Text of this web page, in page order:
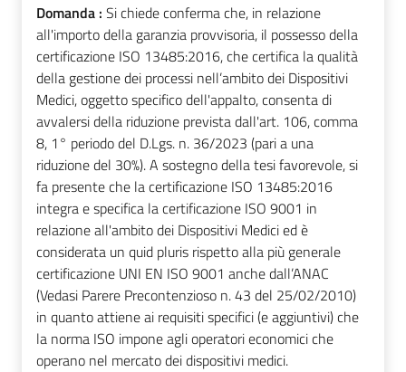
Domanda : Si chiede conferma che, in relazione
all'importo della garanzia provvisoria, il possesso della
certificazione ISO 13485:2016, che certifica la qualità
della gestione dei processi nell’ambito dei Dispositivi
Medici, oggetto specifico dell'appalto, consenta di
avvalersi della riduzione prevista dall'art. 106, comma
8, 1° periodo del D.Lgs. n. 36/2023 (pari a una
riduzione del 30%). A sostegno della tesi favorevole, si
fa presente che la certificazione ISO 13485:2016
integra e specifica la certificazione ISO 9001 in
relazione all'ambito dei Dispositivi Medici ed è
considerata un quid pluris rispetto alla più generale
certificazione UNI EN ISO 9001 anche dall’ANAC
(Vedasi Parere Precontenzioso n. 43 del 25/02/2010)
in quanto attiene ai requisiti specifici (e aggiuntivi) che
la norma ISO impone agli operatori economici che
operano nel mercato dei dispositivi medici.